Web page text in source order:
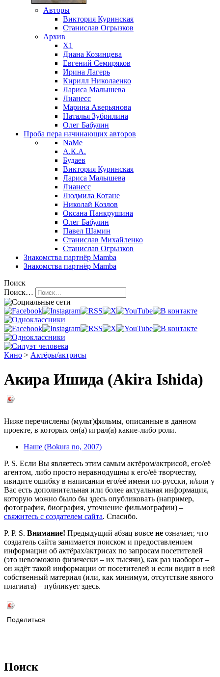
Авторы
Виктория Куринская
Станислав Огрызков
Архив
X1
Диана Козинцева
Евгений Семиряков
Ирина Лагерь
Кирилл Николаенко
Лариса Малышева
Лианесс
Марина Аверьянова
Наталья Зубрилина
Олег Бабулин
Проба пера начинающих авторов
NaMe
А.К.А.
Будаев
Виктория Куринская
Лариса Малышева
Лианесс
Людмила Котане
Николай Козлов
Оксана Панкрушина
Олег Бабулин
Павел Шамин
Станислав Михайленко
Станислав Огрызков
Знакомства партнёр Mamba
Знакомства партнёр Mamba
Поиск
Поиск…
Кино > Актёры/актрисы
Акира Ишида (Akira Ishida)
Ниже перечислены (мульт)фильмы, описанные в данном
проекте, в которых он(а) играл(а) какие-либо роли.
Наше (Bokura no, 2007)
P. S. Если Вы являетесь этим самым актёром/актрисой, его/её
агентом, либо просто неравнодушны к его/её творчеству,
ивидите ошибку в написании его/её имени по-русски, и/или у
Вас есть дополнительная или более актуальная информация,
которую можно было бы здесь опубликовать (например,
фотография, биография, уточнение фильмографии) –
свяжитесь с создателем сайта. Спасибо.
P. P. S. Внимание! Предыдущий абзац вовсе не означает, что
создатель сайта занимается поиском и предоставлением
информации об актёрах/актрисах по запросам посетителей
(это невозможно физически – их тысячи), как раз наоборот –
он ждёт такой информации от посетителей и если видит в ней
собственный материал (или, как минимум, отсутствие явного
плагиата) – публикует здесь.
Поделиться
Поиск